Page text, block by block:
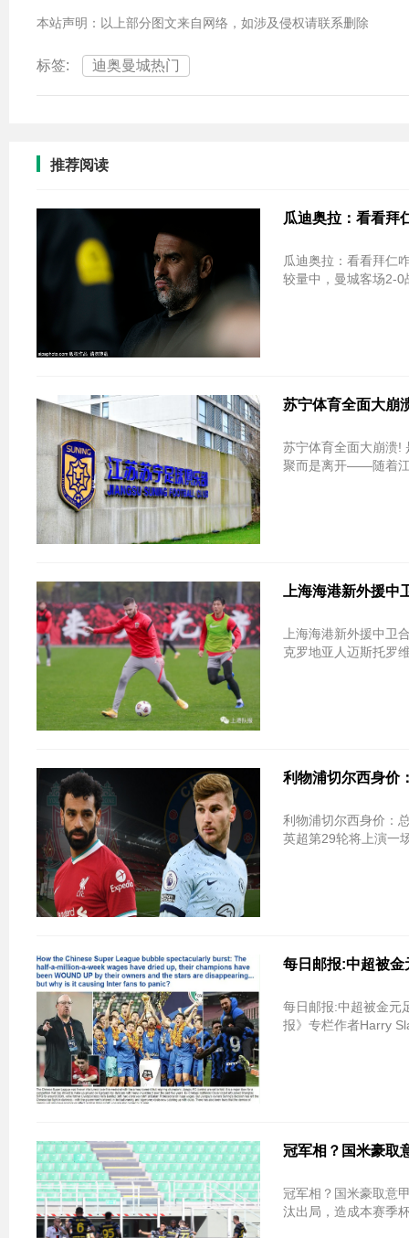
本站声明：以上部分图文来自网络，如涉及侵权请联系删除
标签: 迪奥曼城热门
推荐阅读
瓜迪奥拉：看看拜
瓜迪奥拉：看看拜仁咋踢球 我可不信
较量中，曼城客场2-
苏宁体育全面大崩
苏宁体育全面大崩溃!
聚而是离开——随着
上海海港新外援
上海海港新外援中卫合练官宣在
克罗地亚人迈斯托罗
利物浦切尔西身价
利物浦切尔西身价：总和超19亿欧
英超第29轮将上演一
每日邮报:中超被
每日邮报:中超被金元
报》专栏作者Harry
冠军相？国米豪取
冠军相？国米豪取意甲5连胜 领先
汰出局，造成本赛季